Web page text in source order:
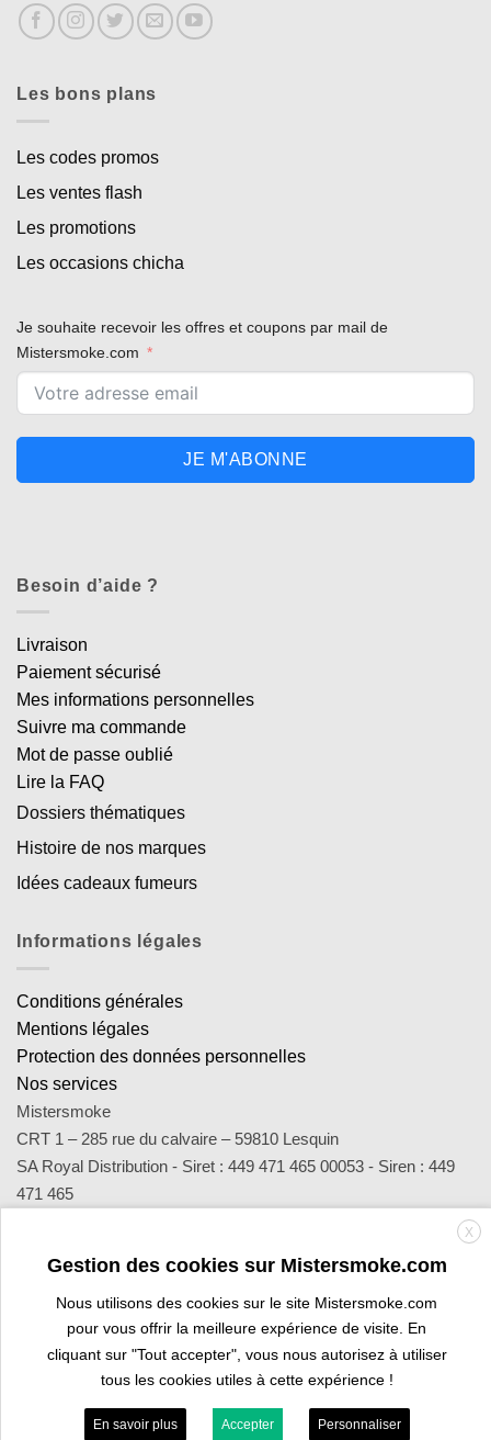
Les bons plans
Les codes promos
Les ventes flash
Les promotions
Les occasions chicha
Je souhaite recevoir les offres et coupons par mail de
Mistersmoke.com
JE M'ABONNE
Besoin d’aide ?
Livraison
Paiement sécurisé
Mes informations personnelles
Suivre ma commande
Mot de passe oublié
Lire la FAQ
Dossiers thématiques
Histoire de nos marques
Idées cadeaux fumeurs
Informations légales
Conditions générales
Mentions légales
Protection des données personnelles
Nos services
Mistersmoke
CRT 1 – 285 rue du calvaire – 59810 Lesquin
SA Royal Distribution - Siret : 449 471 465 00053 - Siren : 449
471 465
sav@mistersmoke.com ou par téléphone au 03 20 90 56 55 du
lundi au vendredi de 9h à 17h.
Credit
Card
MasterCard
Apple
Pay
Bank
Transfer
Visa
Visa
Electron
ESPACE PROFESSIONNEL VOUS ÊTES BURALISTE ?
X
Gestion des cookies sur Mistersmoke.com
Nous utilisons des cookies sur le site Mistersmoke.com
pour vous offrir la meilleure expérience de visite. En
cliquant sur "Tout accepter", vous nous autorisez à utiliser
tous les cookies utiles à cette expérience !
En savoir plus Accepter Personnaliser